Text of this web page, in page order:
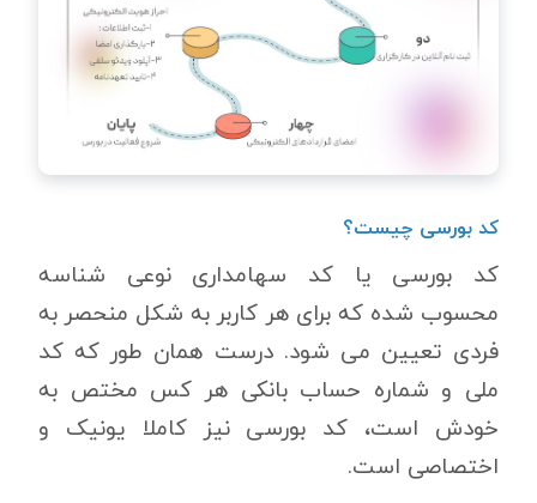
کد بورسی چیست؟
کد بورسی یا کد سهامداری نوعی شناسه
محسوب شده که برای هر کاربر به شکل منحصر به
فردی تعیین می شود. درست همان طور که کد
ملی و شماره حساب بانکی هر کس مختص به
خودش است، کد بورسی نیز کاملا یونیک و
اختصاصی است.